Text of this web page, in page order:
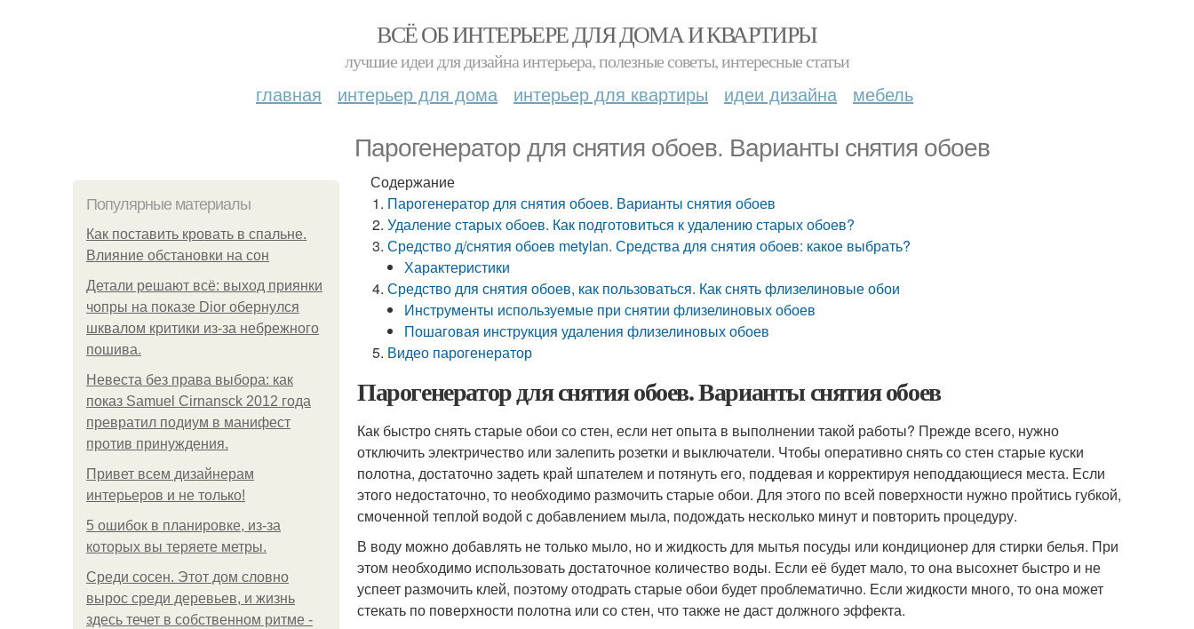
ВСЁ ОБ ИНТЕРЬЕРЕ ДЛЯ ДОМА И КВАРТИРЫ
лучшие идеи для дизайна интерьера, полезные советы, интересные статьи
главная интерьер для дома интерьер для квартиры идеи дизайна мебель
Парогенератор для снятия обоев. Варианты снятия обоев
Популярные материалы
Как поставить кровать в спальне.
Влияние обстановки на сон
Детали решают всё: выход приянки
чопры на показе Dior обернулся
шквалом критики из-за небрежного
пошива.
Невеста без права выбора: как
показ Samuel Cirnansck 2012 года
превратил подиум в манифест
против принуждения.
Привет всем дизайнерам
интерьеров и не только!
5 ошибок в планировке, из-за
которых вы теряете метры.
Среди сосен. Этот дом словно
вырос среди деревьев, и жизнь
здесь течет в собственном ритме -
Содержание
Парогенератор для снятия обоев. Варианты снятия обоев
Удаление старых обоев. Как подготовиться к удалению старых обоев?
Средство д/снятия обоев metylan. Средства для снятия обоев: какое выбрать?
Характеристики
Средство для снятия обоев, как пользоваться. Как снять флизелиновые обои
Инструменты используемые при снятии флизелиновых обоев
Пошаговая инструкция удаления флизелиновых обоев
Видео парогенератор
Парогенератор для снятия обоев. Варианты снятия обоев
Как быстро снять старые обои со стен, если нет опыта в выполнении такой работы? Прежде всего, нужно
отключить электричество или залепить розетки и выключатели. Чтобы оперативно снять со стен старые куски
полотна, достаточно задеть край шпателем и потянуть его, поддевая и корректируя неподдающиеся места. Если
этого недостаточно, то необходимо размочить старые обои. Для этого по всей поверхности нужно пройтись губкой,
смоченной теплой водой с добавлением мыла, подождать несколько минут и повторить процедуру.
В воду можно добавлять не только мыло, но и жидкость для мытья посуды или кондиционер для стирки белья. При
этом необходимо использовать достаточное количество воды. Если её будет мало, то она высохнет быстро и не
успеет размочить клей, поэтому отодрать старые обои будет проблематично. Если жидкости много, то она может
стекать по поверхности полотна или со стен, что также не даст должного эффекта.